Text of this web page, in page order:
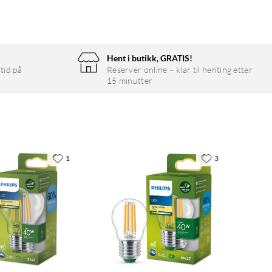
på
Hent i butikk, GRATIS!
Reserver online – klar til henting etter
15 minutter
1 3